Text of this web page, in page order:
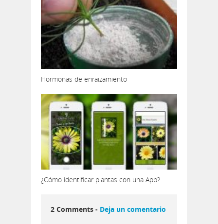
Hormonas de enraizamiento
¿Cómo identificar plantas con una App?
2 Comments - Deja un comentario